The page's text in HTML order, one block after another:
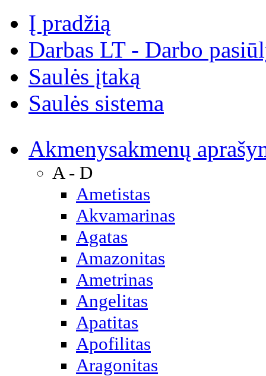
Į pradžią
Darbas LT - Darbo
Saulės įtaką
Saulės sistema
Akmenysakmenų
A - D
Ametistas
Akvamarinas
Agatas
Amazonitas
Ametrinas
Angelitas
Apatitas
Apofilitas
Aragonitas